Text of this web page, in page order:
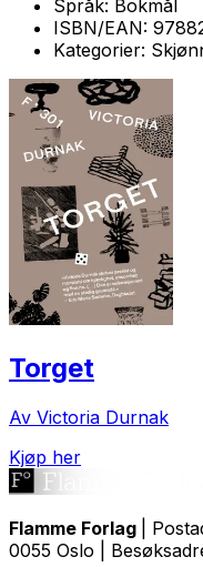
Språk: Bokmål
ISBN/EAN:
Kategorier:
Torget
Av Victoria Durnak
Kjøp her
Flamme Forlag
|
0055 Oslo |